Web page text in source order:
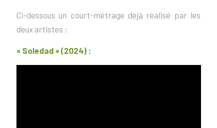
Ci-dessous un court-métrage déjà réalisé par les
deux artistes :
« Soledad » (2024) :